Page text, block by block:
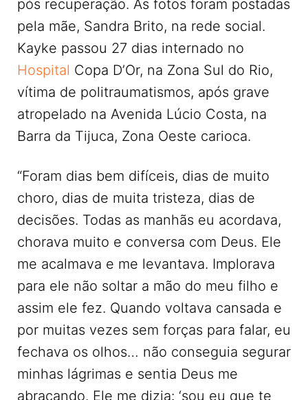
pós recuperação. As fotos foram postadas
pela mãe, Sandra Brito, na rede social.
Kayke passou 27 dias internado no
Hospital Copa D’Or, na Zona Sul do Rio,
vítima de politraumatismos, após grave
atropelado na Avenida Lúcio Costa, na
Barra da Tijuca, Zona Oeste carioca.
“Foram dias bem difíceis, dias de muito
choro, dias de muita tristeza, dias de
decisões. Todas as manhãs eu acordava,
chorava muito e conversa com Deus. Ele
me acalmava e me levantava. Implorava
para ele não soltar a mão do meu filho e
assim ele fez. Quando voltava cansada e
por muitas vezes sem forças para falar, eu
fechava os olhos… não conseguia segurar
minhas lágrimas e sentia Deus me
abraçando. Ele me dizia: ‘sou eu que te